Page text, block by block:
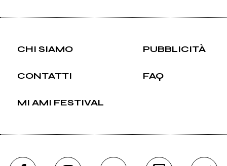
CHI SIAMO PUBBLICITÀ
CONTATTI FAQ
MI AMI FESTIVAL